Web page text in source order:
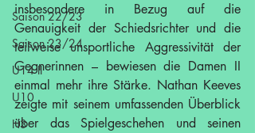
Saison 22/23
Saison 23/24
U14 II
U10
H3
insbesondere in Bezug auf die
Genauigkeit der Schiedsrichter und die
teilweise unsportliche Aggressivität der
Gegnerinnen – bewiesen die Damen II
einmal mehr ihre Stärke. Nathan Keeves
zeigte mit seinem umfassenden Überblick
über das Spielgeschehen und seinen